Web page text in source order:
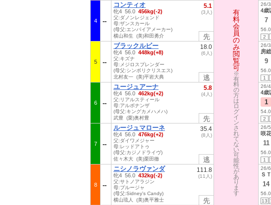
有
料
会
員
の
み
閲
覧
可
※
有
料
の
方
は
ロ
グ
イ
ン
さ
れ
て
な
い
可
能
性
が
あ
り
ま
す
4
コンティオ
牝4 56.0 456kg(-2)
父:ダノンレジェンド
母:ザンスカール
(母父:エンパイアメーカー)
横山和生 (美)和田勇介
5.1
(3人)
先
26/
4歳
7
2
5
ブラックルビー
牝4 56.0 448kg(+8)
父:キズナ
母:メジロスプレンダー
(母父:シンボリクリスエス)
北村友一 (美)平岩大典
18.0
(6人)
逃
26/
房
9
1
6
ユージュアーナ
牝4 56.0 462kg(+2)
父:リアルスティール
母:アルボナンザ
(母父:キングカメハメハ)
武豊 (栗)奥村豊
5.8
(4人)
先
26/
4歳
1
2
7
ルージュマローネ
牝4 56.0 476kg(+2)
父:ダイワメジャー
母:レッドアトゥ
(母父:カジノドライヴ)
佐々木大 (美)栗田徹
35.4
(8人)
逃
26/
咲
11
1
8
ニシノラヴァンダ
牝4 56.0 432kg(-2)
父:サトノアラジン
母:プルージャ
(母父:Sidney's Candy)
横山琉人 (美)奥平雅士
111.8
(11人)
先
26/
Ｓ
14
13